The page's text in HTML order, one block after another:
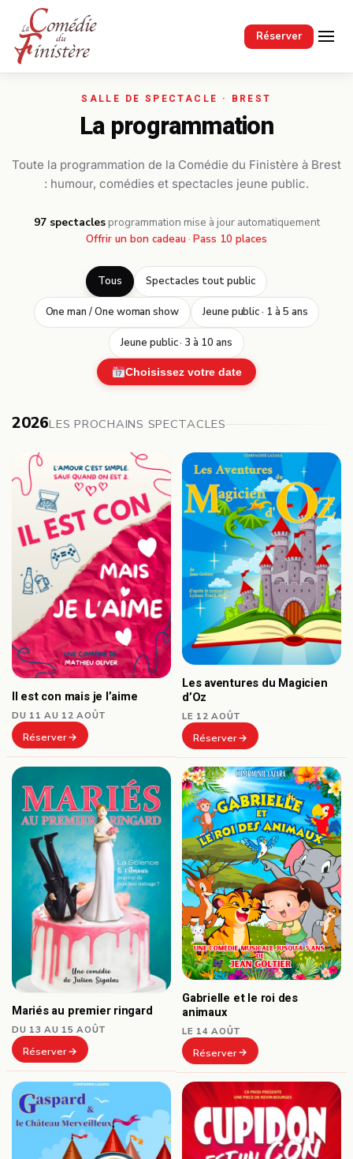
Réserver
Passer au contenu principal
La programmation
Toute la programmation de la Comédie du Finistère à Brest
: humour, comédies et spectacles jeune public.
97 spectacles· programmation mise à jour automatiquement
Offrir un bon cadeau · Pass 10 places
Tous Spectacles tout public
One man / One woman show Jeune public · 1 à 5 ans
Jeune public · 3 à 10 ans
Choisissez votre date
2026LES PROCHAINS SPECTACLES
Il est con mais je l’aime
DU 11 AU 12 AOÛT
Réserver
Les aventures du Magicien
d’Oz
LE 12 AOÛT
Réserver
Mariés au premier ringard
DU 13 AU 15 AOÛT
Réserver
Gabrielle et le roi des
animaux
LE 14 AOÛT
Réserver